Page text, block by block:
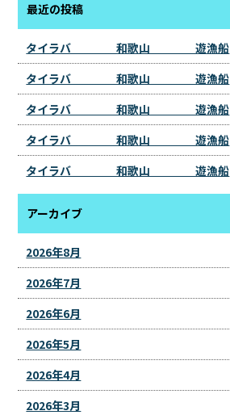
最近の投稿
タイラバ 和歌山 遊漁船
タイラバ 和歌山 遊漁船
タイラバ 和歌山 遊漁船
タイラバ 和歌山 遊漁船
タイラバ 和歌山 遊漁船
アーカイブ
2026年8月
2026年7月
2026年6月
2026年5月
2026年4月
2026年3月